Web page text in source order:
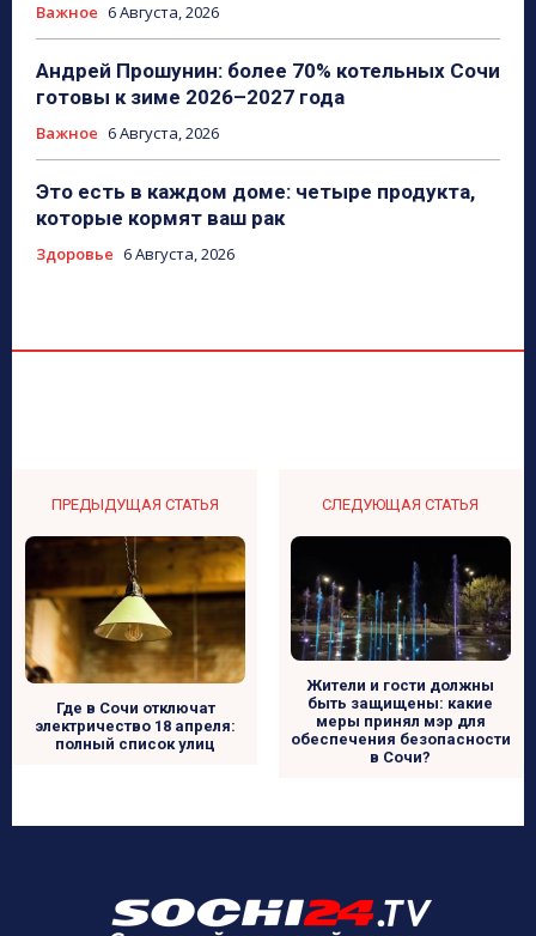
Важное 6 Августа, 2026
Андрей Прошунин: более 70% котельных Сочи
готовы к зиме 2026–2027 года
Важное 6 Августа, 2026
Это есть в каждом доме: четыре продукта,
которые кормят ваш рак
Здоровье 6 Августа, 2026
ПРЕДЫДУЩАЯ СТАТЬЯ
Где в Сочи отключат
электричество 18 апреля:
полный список улиц
СЛЕДУЮЩАЯ СТАТЬЯ
Жители и гости должны
быть защищены: какие
меры принял мэр для
обеспечения безопасности
в Сочи?